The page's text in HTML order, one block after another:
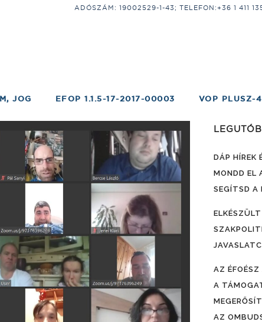
ADÓSZÁM: 19002529-1-43; TELEFON:+36 1 411
JOG EFOP 1.1.5-17-2017-00003 VOP PLUSZ-
DÁP HÍREK
MONDD EL
SEGÍTSD A
AZ ÉFOÉSZ
A
AZ